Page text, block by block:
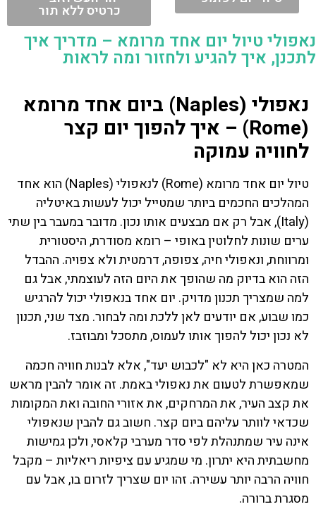
כרטיס ללא תור
נאפולי טיול יום אחד מרומא – מדריך איך
לתכנן, איך להגיע ולחזור ומה לראות
נאפולי (Naples) ביום אחד מרומא
(Rome) – איך להפוך יום קצר
לחוויה עמוקה
טיול יום אחד מרומא (Rome) לנאפולי (Naples) הוא אחד
המהלכים החכמים ביותר שמטייל יכול לעשות באיטליה
(Italy), אבל רק אם מבצעים אותו נכון. מדובר במעבר בין שתי
ערים שונות לחלוטין באופי – רומא מסודרת, היסטורית
ומרווחת, ונאפולי חיה, צפופה, דרמטית ולא צפויה. ההבדל
הזה הוא בדיוק מה שהופך את היום הזה לעוצמתי, אבל גם
למה שמצריך תכנון מדויק. יום אחד בנאפולי יכול להרגיש
כמו שבוע, אם יודעים לאן ללכת ומה לבחור. מצד שני, תכנון
לא נכון יכול להפוך אותו לעמוס, מתסכל ומבוזבז.
המטרה כאן היא לא "לכבוש יעד", אלא לבנות חוויה חכמה
שמאפשרת לטעום את נאפולי באמת. זה אומר להבין מראש
את קצב העיר, את המרחקים, את אזורי החובה ואת המקומות
שכדאי לוותר עליהם ביום קצר. חשוב גם להבין שנאפולי
אינה עיר שמתנהלת לפי סדר מערבי קלאסי, ולכן גמישות
מחשבתית היא יתרון. מי שמגיע עם ציפיות ריאליות – מקבל
חוויה הרבה יותר עשירה. זהו יום שצריך לזרום בו, אבל עם
מסגרת ברורה.